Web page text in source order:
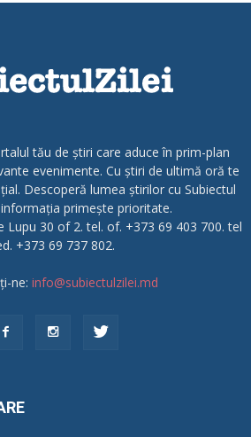
tău de știri care aduce în prim-plan
evenimente. Cu știri de ultimă oră te
Descoperă lumea știrilor cu Subiectul
primește prioritate.
Lupu 30 of 2. tel. of. +373 69 403 700. tel
+373 69 737 802.
ne: info@subiectulzilei.md